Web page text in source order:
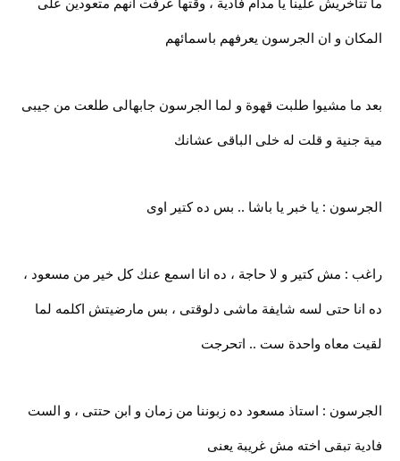
المكان و ان الجرسون يعرفهم باسمائهم
بعد ما مشيوا طلبت قهوة و لما الجرسون جابهالى طلعت من جيبى
مية جنية و قلت له خلى الباقى عشانك
الجرسون : يا خبر يا باشا .. بس ده كتير اوى
راغب : مش كتير و لا حاجة ، ده انا اسمع عنك كل خير من مسعود ،
ده انا حتى لسه شايفة ماشى دلوقتى ، بس مارضيتش اكلمه لما
لقيت معاه واحدة ست .. اتحرجت
الجرسون : استاذ مسعود ده زبوننا من زمان و ابن حتتى ، و الست
فادية تبقى اخته مش غريبة يعنى